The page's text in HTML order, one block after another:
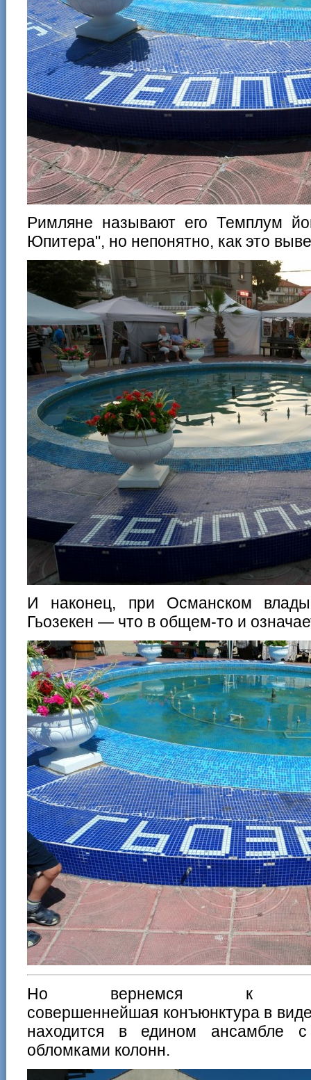
Римляне называют его Темплум
Юпитера", но непонятно, как это
И наконец, при Османском
Гьозекен — что в общем-то и
Но вернемся к
совершеннейшая конъюнктура в
находится в едином ансамбле
обломками колонн.